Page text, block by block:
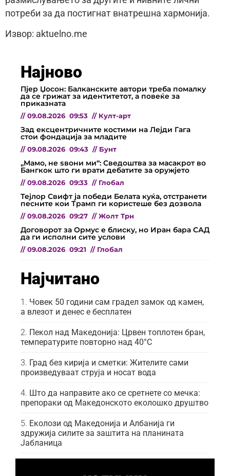
потреби за да постигнат внатрешна хармонија.
Извор: aktuelno.me
Најново
Пјер Џосон: Балканските автори треба помалку
да се грижат за идентитетот, а повеќе за
приказната
// 09.08.2026 09:53 // Култ-арт
Зад ексцентричните костими на Лејди Гага
стои фондација за младите
// 09.08.2026 09:43 // Бунт
„Мамо, не ѕвони ми“: Сведоштва за масакрот во
Бангкок што ги врати дебатите за оружјето
// 09.08.2026 09:33 // Глобал
Тејлор Свифт ја победи Белата куќа, отстранети
песните кои Трамп ги користеше без дозвола
// 09.08.2026 09:27 // Жолт Трн
Договорот за Ормус е блиску, но Иран бара САД
да ги исполни сите услови
// 09.08.2026 09:21 // Глобал
Најчитано
Човек 50 години сам градел замок од камен,
а влезот и денес е бесплатен
Пекол над Македонија: Црвен топлотен бран,
температурите повторно над 40°C
Град без кирија и сметки: Жителите сами
произведуваат струја и носат вода
Што да направите ако се сретнете со мечка:
препораки од Македонското еколошко друштво
Еколози од Македонија и Албанија ги
здружија силите за заштита на планината
Јабланица